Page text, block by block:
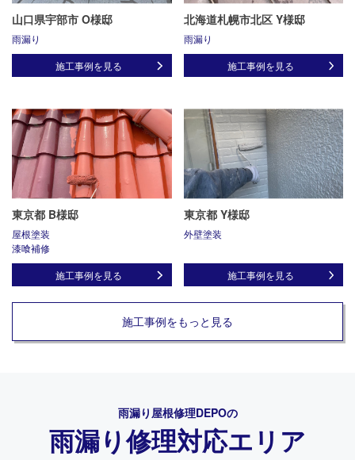
山口県宇部市 O様邸
雨漏り
施工事例を見る
北海道札幌市北区 Y様邸
雨漏り
施工事例を見る
東京都 B様邸
屋根塗装
漆喰補修
施工事例を見る
東京都 Y様邸
外壁塗装
施工事例を見る
施工事例をもっと見る
雨漏り屋根修理DEPOの
雨漏り修理対応エリア